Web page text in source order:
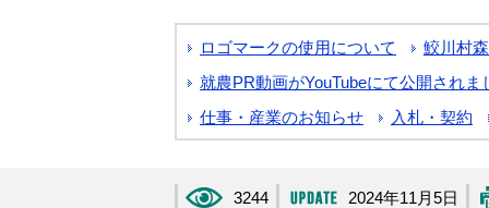
ロゴマークの使用について
鮫川村
就農PR動画がYouTubeにて公開されま
仕事・産業のお知らせ
入札・契約
3244 2024年11月5日